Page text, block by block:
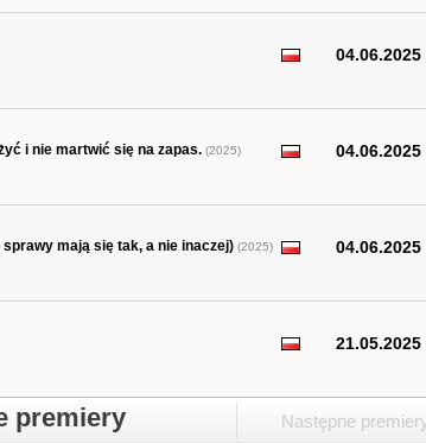
04.06.2025
i nie martwić się na zapas. (2025)
04.06.2025
mają się tak, a nie inaczej) (2025)
04.06.2025
21.05.2025
premiery Następne